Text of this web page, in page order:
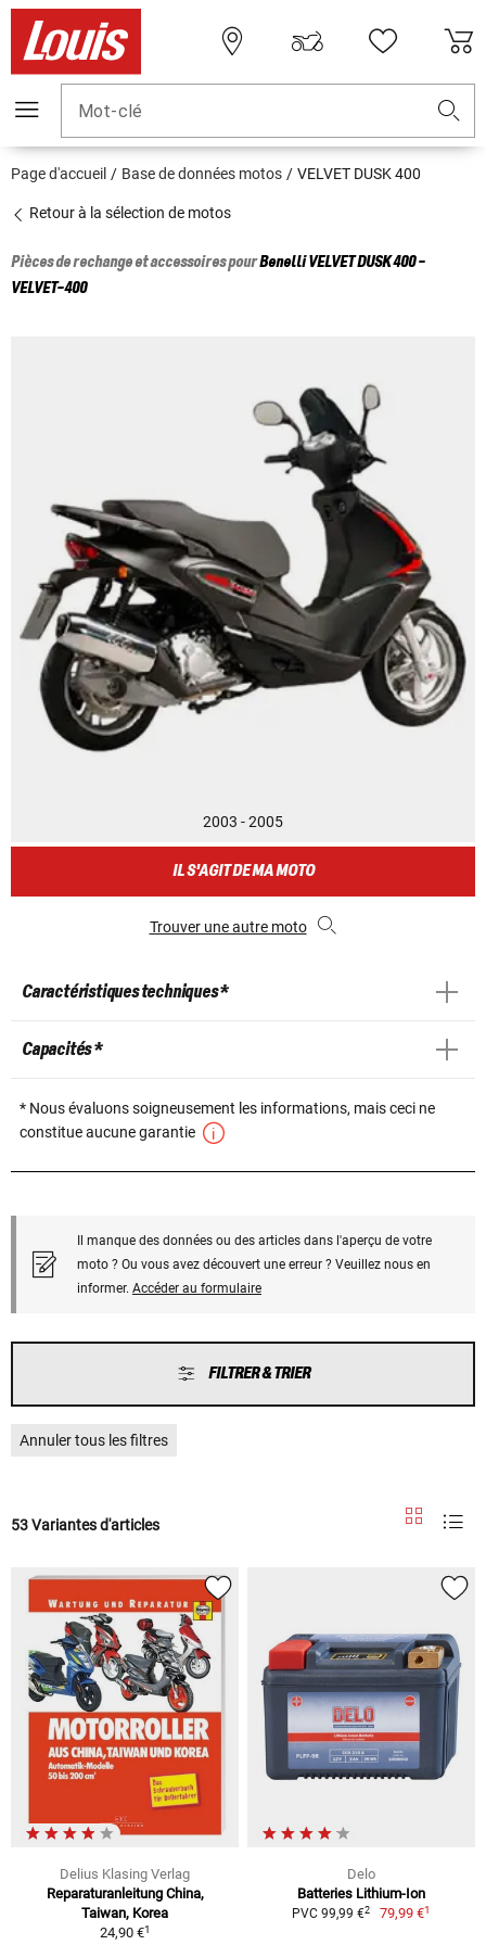
Mot-clé
Page d'accueil Base de données motos VELVET DUSK 400
Retour à la sélection de motos
Pièces de rechange et accessoires pourBenelliVELVET DUSK 400 -
VELVET-400
2003 - 2005
IL S'AGIT DE MA MOTO
Trouver une autre moto
Caractéristiques techniques *
Capacités *
* Nous évaluons soigneusement les informations, mais ceci ne
constitue aucune garantie
Il manque des données ou des articles dans l'aperçu de votre
moto ? Ou vous avez découvert une erreur ? Veuillez nous en
informer. Accéder au formulaire
FILTRER & TRIER
Annuler tous les filtres
53 Variantes d'articles
Delius Klasing Verlag
Reparaturanleitung China,
Taiwan, Korea
24,90 €1
Delo
Batteries Lithium-Ion
PVC 99,99 €2 79,99 €1